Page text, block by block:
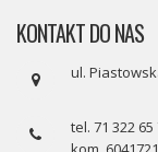
KONTAKT DO NAS
ul.
tel. 71 322 65